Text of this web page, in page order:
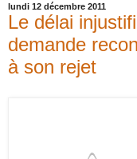
lundi 12 décembre 2011
Le délai
demande
à son rejet